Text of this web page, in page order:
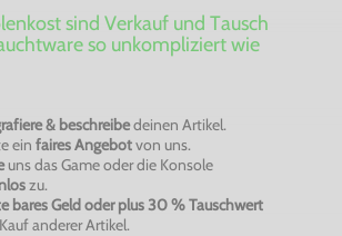
sind Verkauf und Tausch
so unkompliziert wie
& beschreibedeinen Artikel.
ein faires Angebotvon uns.
uns das Game oder die Konsole
zu.
bares Geld oder plus 30 % Tauschwert
anderer Artikel.